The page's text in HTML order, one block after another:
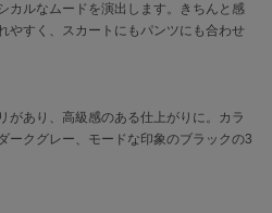
カルなムードを演出します。きちんと感
やすく、スカートにもパンツにも合わせ
があり、高級感のある仕上がりに。カラ
ークグレー、モードな印象のブラックの3